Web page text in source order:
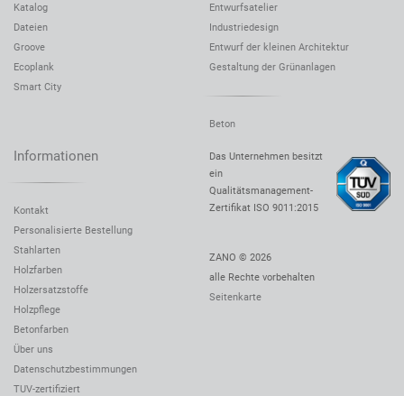
Katalog
Dateien
Groove
Ecoplank
Smart City
Entwurfsatelier
Industriedesign
Entwurf der kleinen Architektur
Gestaltung der Grünanlagen
Beton
Informationen
Kontakt
Personalisierte Bestellung
Stahlarten
Holzfarben
Holzersatzstoffe
Holzpflege
Betonfarben
Über uns
Datenschutzbestimmungen
TUV-zertifiziert
Das Unternehmen besitzt
ein
Qualitätsmanagement-
Zertifikat ISO 9011:2015
ZANO © 2026
alle Rechte vorbehalten
Seitenkarte